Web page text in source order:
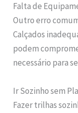
Falta de
Outro erro
Calçados
podem
necessário para
Ir Sozinho sem
Fazer trilhas